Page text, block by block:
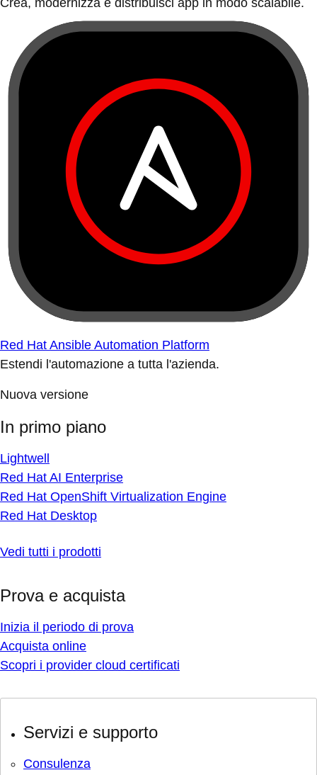
Crea, modernizza e distribuisci app in modo scalabile.
Red Hat Ansible Automation Platform
Estendi l'automazione a tutta l'azienda.
Nuova versione
In primo piano
Lightwell
Red Hat AI Enterprise
Red Hat OpenShift Virtualization Engine
Red Hat Desktop
Vedi tutti i prodotti
Prova e acquista
Inizia il periodo di prova
Acquista online
Scopri i provider cloud certificati
Servizi e supporto
Consulenza